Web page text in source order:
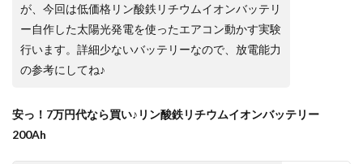
が、今回は低価格リン酸鉄リチウムイオンバッテリ
ー自作した太陽光発電を使ったエアコン動かす実験
行います。詳細少ないバッテリーなので、放電能力
の参考にしてね♪
安っ！7万円代なら買い♪リン酸鉄リチウムイオンバッテリー
200Ah